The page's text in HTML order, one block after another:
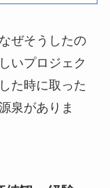
ぜそうしたの
いプロジェク
た時に取った
泉がありま